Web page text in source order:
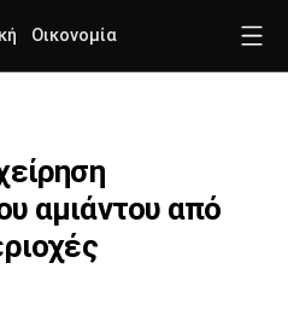
Οικονομία
αμιάντου από